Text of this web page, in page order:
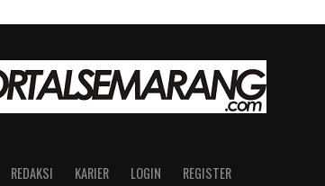
REDAKSI KARIER LOGIN REGISTER